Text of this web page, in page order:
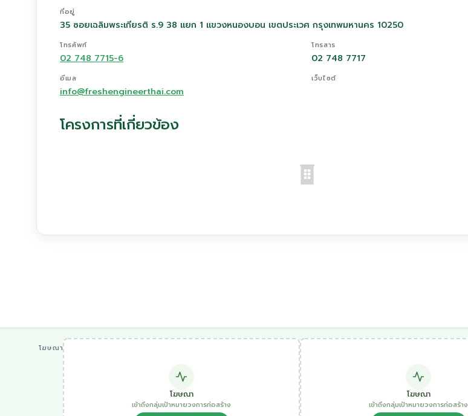
ที่อยู่
35 ซอยเฉลิมพระเกียรติ ร.9 38 แยก 1 แขวงหนองบอน เขตประเวศ กรุงเทพมหานคร 10250
โทรศัพท์
02 748 7715-6
โทรสาร
02 748 7717
อีเมล
info@freshengineerthai.com
เว็บไซต์
โครงการที่เกี่ยวข้อง
โฆษณา
โฆษณา
เข้าถึงกลุ่มเป้าหมายวงการก่อสร้าง
โฆษณา
เข้าถึงกลุ่มเป้าหมายวงการก่อสร้าง